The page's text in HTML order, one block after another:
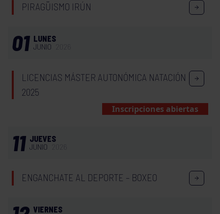
PIRAGÜISMO IRÚN
01 LUNES
JUNIO
LICENCIAS MÁSTER AUTONÓMICA NATACIÓN
2025
Inscripciones abiertas
11 JUEVES
JUNIO
ENGANCHATE AL DEPORTE – BOXEO
VIERNES